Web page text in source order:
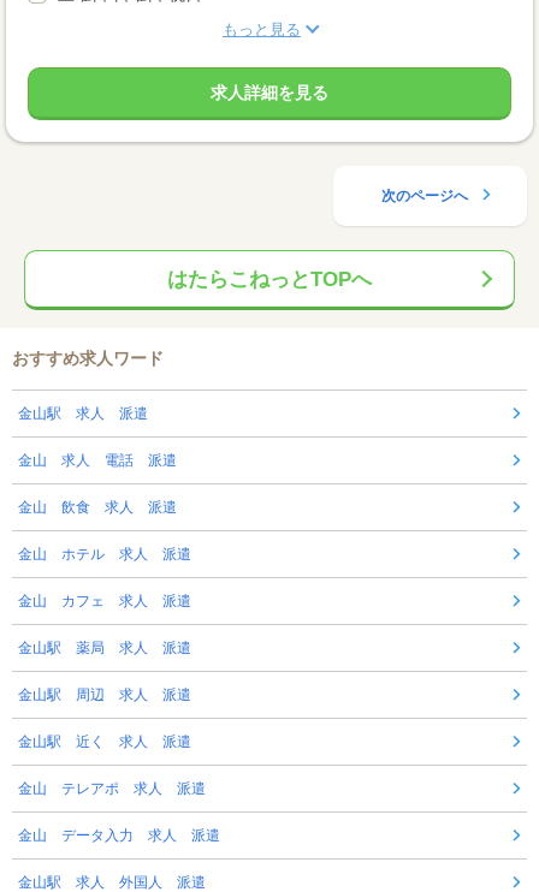
もっと見る
求人詳細を見る
次のページへ
はたらこねっとTOPへ
おすすめ求人ワード
金山駅 求人 派遣
金山 求人 電話 派遣
金山 飲食 求人 派遣
金山 ホテル 求人 派遣
金山 カフェ 求人 派遣
金山駅 薬局 求人 派遣
金山駅 周辺 求人 派遣
金山駅 近く 求人 派遣
金山 テレアポ 求人 派遣
金山 データ入力 求人 派遣
金山駅 求人 外国人 派遣